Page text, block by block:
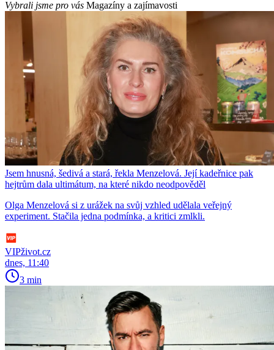
Vybrali jsme pro vás Magazíny a zajímavosti
Jsem hnusná, šedivá a stará, řekla Menzelová. Její kadeřnice pak
hejtrům dala ultimátum, na které nikdo neodpověděl
Olga Menzelová si z urážek na svůj vzhled udělala veřejný
experiment. Stačila jedna podmínka, a kritici zmlkli.
VIPživot.cz
dnes, 11:40
3 min